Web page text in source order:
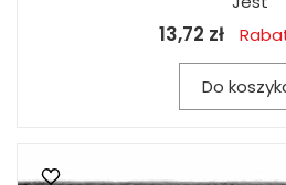
13,72 zł
Do